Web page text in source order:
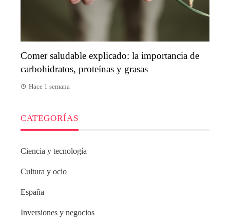
Comer saludable explicado: la importancia de
carbohidratos, proteínas y grasas
Hace 1 semana
CATEGORÍAS
Ciencia y tecnología
Cultura y ocio
España
Inversiones y negocios